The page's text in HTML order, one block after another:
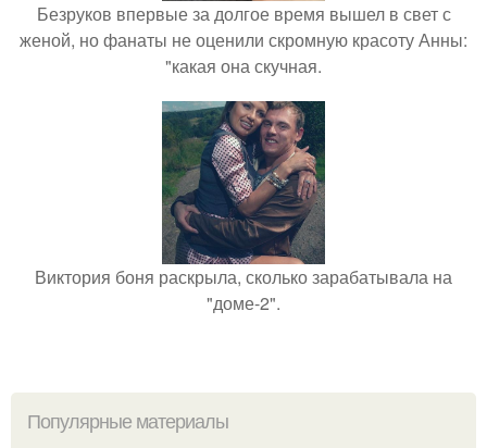
Безруков впервые за долгое время вышел в свет с
женой, но фанаты не оценили скромную красоту Анны:
"какая она скучная.
Виктория боня раскрыла, сколько зарабатывала на
"доме-2".
Популярные материалы